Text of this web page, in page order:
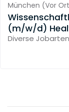
München (Vor Ort
(m/w/d)
Diverse Jobarten